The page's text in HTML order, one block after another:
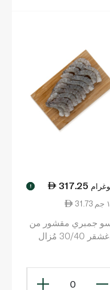
317.25
!
جمبري مقشور من
مدغشقر 30/40 مُزال
0